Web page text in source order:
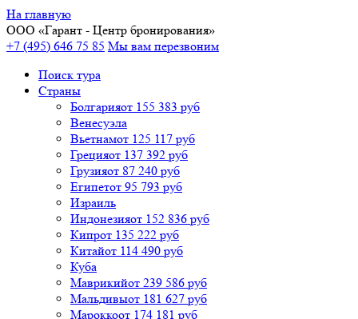
На главную
ООО «Гарант - Центр бронирования»
+7 (495) 646 75 85 Мы вам перезвоним
Поиск тура
Cтраны
Болгарияот 155 383 руб
Венесуэла
Вьетнамот 125 117 руб
Грецияот 137 392 руб
Грузияот 87 240 руб
Египетот 95 793 руб
Израиль
Индонезияот 152 836 руб
Кипрот 135 222 руб
Китайот 114 490 руб
Куба
Маврикийот 239 586 руб
Мальдивыот 181 627 руб
Мароккоот 174 181 руб